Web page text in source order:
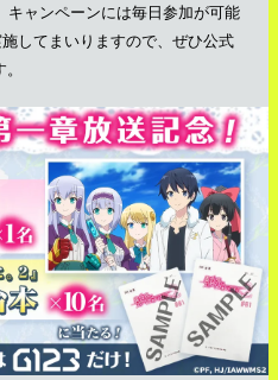
キャンペーンには毎日参加が可能
してまいりますので、ぜひ公式